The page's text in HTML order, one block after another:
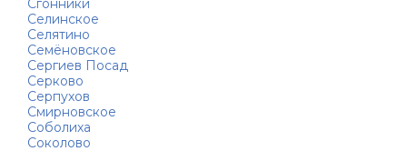
Сгонники
Селинское
Селятино
Семёновское
Сергиев Посад
Серково
Серпухов
Смирновское
Соболиха
Соколово